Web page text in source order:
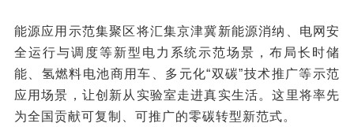
能源应用示范集聚区将汇集京津冀新能源消纳、电网安
全运行与调度等新型电力系统示范场景，布局长时储
能、氢燃料电池商用车、多元化“双碳”技术推广等示范
应用场景，让创新从实验室走进真实生活。这里将率先
为全国贡献可复制、可推广的零碳转型新范式。